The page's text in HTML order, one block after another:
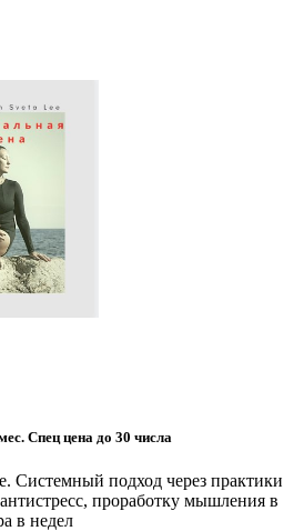
Спец цена до 30 числа
Системный подход через практики
проработку мышления в
в недел